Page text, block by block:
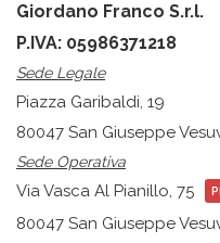
Giordano Franco S.r.l.
P.IVA: 05986371218
Sede Legale
Piazza Garibaldi, 19
80047 San Giuseppe
Sede Operativa
Via Vasca Al Pianillo, 75
80047 San Giuseppe